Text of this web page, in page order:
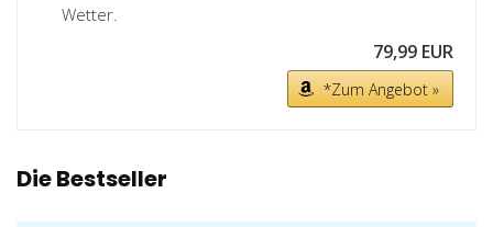
Wetter.
79,99 EUR
*Zum Angebot »
Die Bestseller